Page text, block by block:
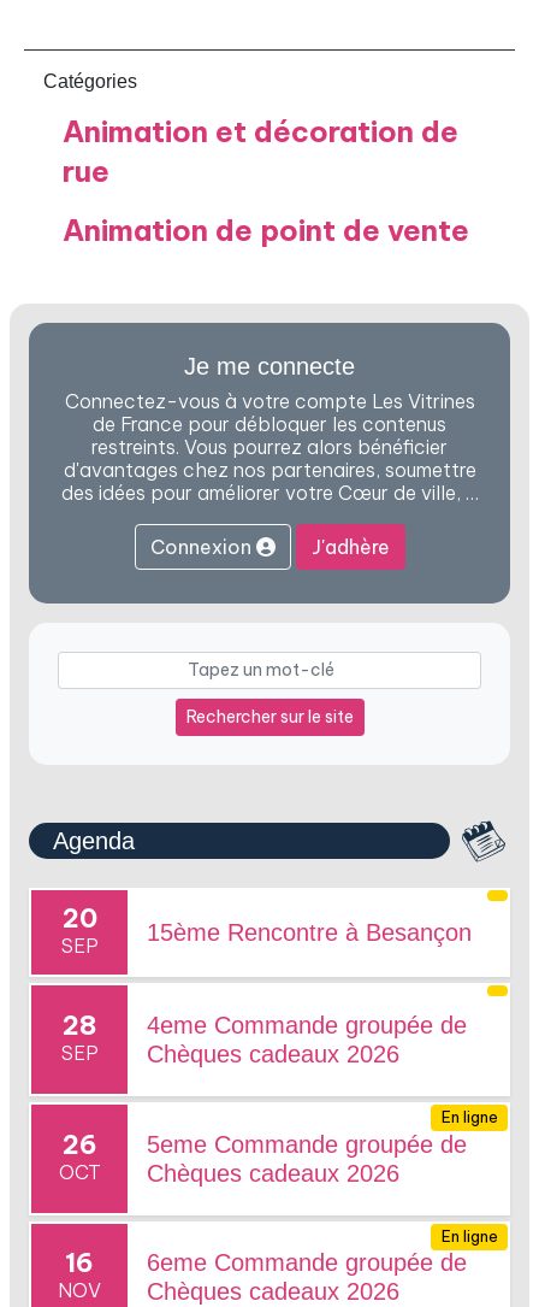
Catégories
Animation et décoration de
rue
Animation de point de vente
Je me connecte
Connectez-vous à votre compte Les Vitrines
de France pour débloquer les contenus
restreints. Vous pourrez alors bénéficier
d'avantages chez nos partenaires, soumettre
des idées pour améliorer votre Cœur de ville, …
Connexion J'adhère
Rechercher sur le site
Agenda
20
SEP 15ème Rencontre à Besançon
28
SEP
4eme Commande groupée de
Chèques cadeaux 2026
26
OCT
5eme Commande groupée de
Chèques cadeaux 2026
En ligne
16
NOV
6eme Commande groupée de
Chèques cadeaux 2026
En ligne